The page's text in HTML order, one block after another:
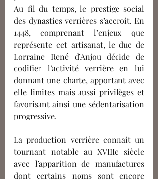
Au fil du temps, le prestige social
des dynasties verrières s’accroit. En
1448, comprenant l’enjeux que
représente cet artisanat, le duc de
Lorraine René d’Anjou décide de
codifier l’activité verrière en lui
donnant une charte, apportant avec
elle limites mais aussi privilèges et
favorisant ainsi une sédentarisation
progressive.
La production verrière connait un
tournant notable au XVIIIe siècle
avec l’apparition de manufactures
dont certains noms sont encore